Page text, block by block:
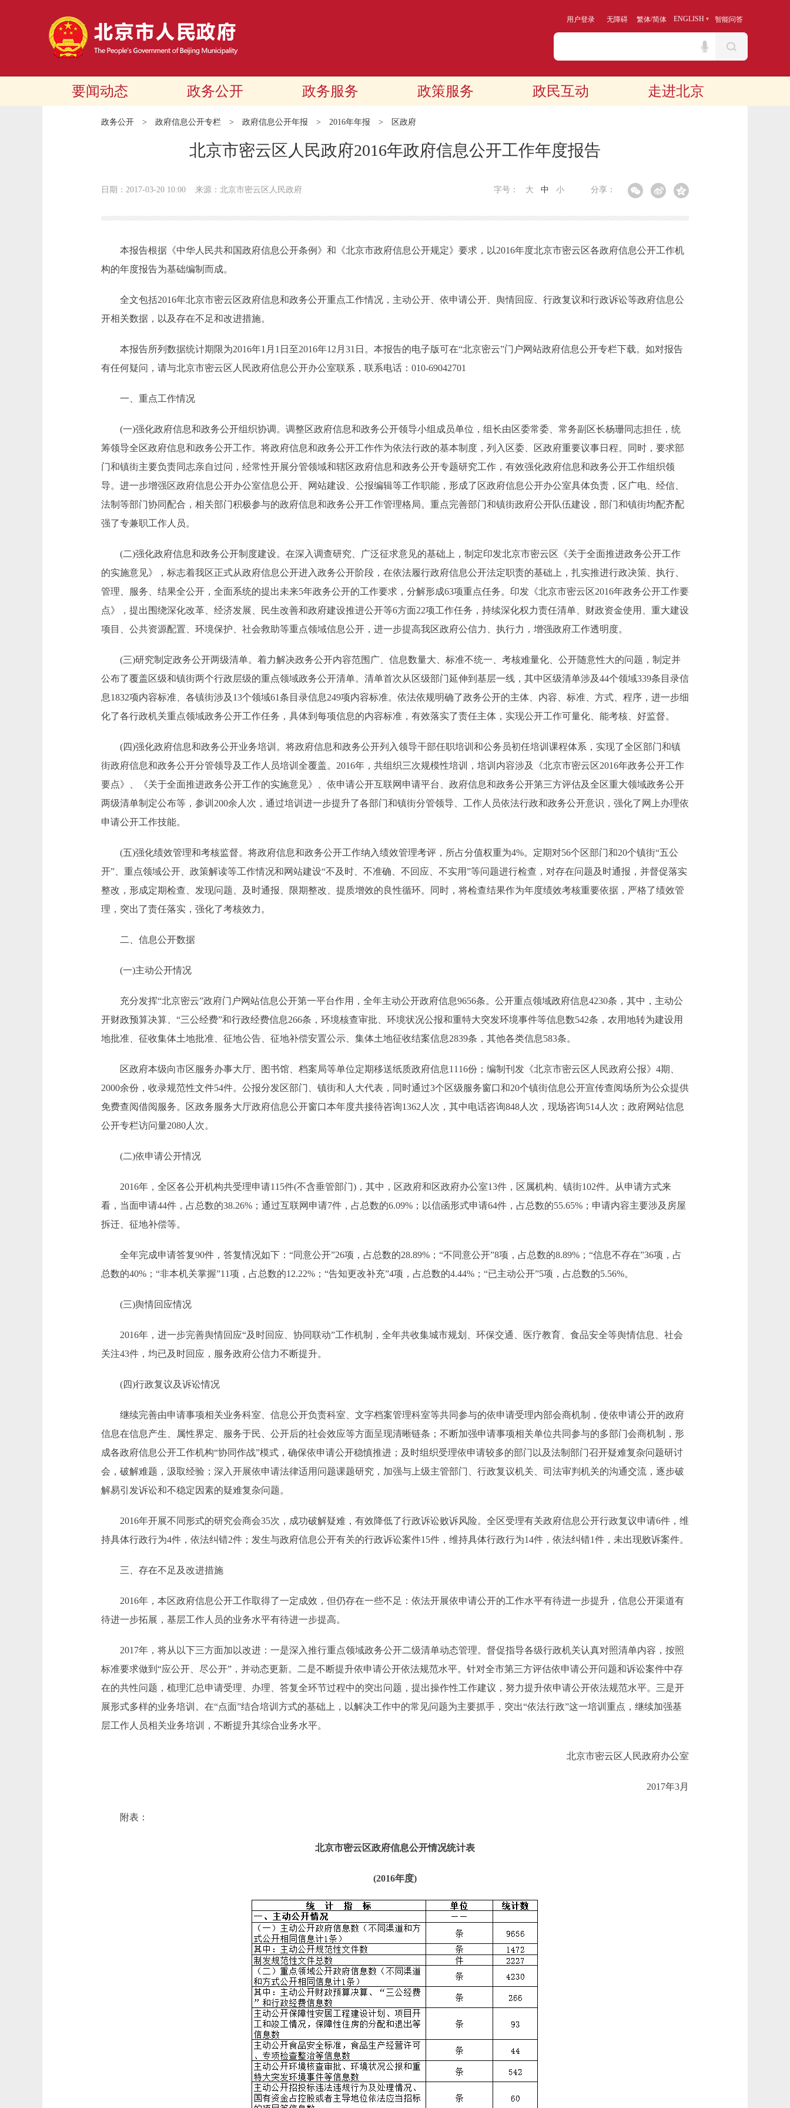
用户登录 无障碍 繁体/简体 ENGLISH 智能问答
要闻动态 政务公开 政务服务 政策服务 政民互动 走进北京
政务公开 > 政府信息公开专栏 > 政府信息公开年报 > 2016年年报 > 区政府
北京市密云区人民政府2016年政府信息公开工作年度报告
日期：2017-03-20 10:00 来源：北京市密云区人民政府 分享：
字号： 大 中 小
本报告根据《中华人民共和国政府信息公开条例》和《北京市政府信息公开规定》要求，以2016年度北京市密云区各政府信息公开工作机
构的年度报告为基础编制而成。
全文包括2016年北京市密云区政府信息和政务公开重点工作情况，主动公开、依申请公开、舆情回应、行政复议和行政诉讼等政府信息公
开相关数据，以及存在不足和改进措施。
本报告所列数据统计期限为2016年1月1日至2016年12月31日。本报告的电子版可在“北京密云”门户网站政府信息公开专栏下载。如对报告
有任何疑问，请与北京市密云区人民政府信息公开办公室联系，联系电话：010-69042701
一、重点工作情况
(一)强化政府信息和政务公开组织协调。调整区政府信息和政务公开领导小组成员单位，组长由区委常委、常务副区长杨珊同志担任，统
筹领导全区政府信息和政务公开工作。将政府信息和政务公开工作作为依法行政的基本制度，列入区委、区政府重要议事日程。同时，要求部
门和镇街主要负责同志亲自过问，经常性开展分管领域和辖区政府信息和政务公开专题研究工作，有效强化政府信息和政务公开工作组织领
导。进一步增强区政府信息公开办公室信息公开、网站建设、公报编辑等工作职能，形成了区政府信息公开办公室具体负责，区广电、经信、
法制等部门协同配合，相关部门积极参与的政府信息和政务公开工作管理格局。重点完善部门和镇街政府公开队伍建设，部门和镇街均配齐配
强了专兼职工作人员。
(二)强化政府信息和政务公开制度建设。在深入调查研究、广泛征求意见的基础上，制定印发北京市密云区《关于全面推进政务公开工作
的实施意见》，标志着我区正式从政府信息公开进入政务公开阶段，在依法履行政府信息公开法定职责的基础上，扎实推进行政决策、执行、
管理、服务、结果全公开，全面系统的提出未来5年政务公开的工作要求，分解形成63项重点任务。印发《北京市密云区2016年政务公开工作要
点》，提出围绕深化改革、经济发展、民生改善和政府建设推进公开等6方面22项工作任务，持续深化权力责任清单、财政资金使用、重大建设
项目、公共资源配置、环境保护、社会救助等重点领域信息公开，进一步提高我区政府公信力、执行力，增强政府工作透明度。
(三)研究制定政务公开两级清单。着力解决政务公开内容范围广、信息数量大、标准不统一、考核难量化、公开随意性大的问题，制定并
公布了覆盖区级和镇街两个行政层级的重点领域政务公开清单。清单首次从区级部门延伸到基层一线，其中区级清单涉及44个领域339条目录信
息1832项内容标准、各镇街涉及13个领域61条目录信息249项内容标准。依法依规明确了政务公开的主体、内容、标准、方式、程序，进一步细
化了各行政机关重点领域政务公开工作任务，具体到每项信息的内容标准，有效落实了责任主体，实现公开工作可量化、能考核、好监督。
(四)强化政府信息和政务公开业务培训。将政府信息和政务公开列入领导干部任职培训和公务员初任培训课程体系，实现了全区部门和镇
街政府信息和政务公开分管领导及工作人员培训全覆盖。2016年，共组织三次规模性培训，培训内容涉及《北京市密云区2016年政务公开工作
要点》、《关于全面推进政务公开工作的实施意见》、依申请公开互联网申请平台、政府信息和政务公开第三方评估及全区重大领域政务公开
两级清单制定公布等，参训200余人次，通过培训进一步提升了各部门和镇街分管领导、工作人员依法行政和政务公开意识，强化了网上办理依
申请公开工作技能。
(五)强化绩效管理和考核监督。将政府信息和政务公开工作纳入绩效管理考评，所占分值权重为4%。定期对56个区部门和20个镇街“五公
开”、重点领域公开、政策解读等工作情况和网站建设“不及时、不准确、不回应、不实用”等问题进行检查，对存在问题及时通报，并督促落实
整改，形成定期检查、发现问题、及时通报、限期整改、提质增效的良性循环。同时，将检查结果作为年度绩效考核重要依据，严格了绩效管
理，突出了责任落实，强化了考核效力。
二、信息公开数据
(一)主动公开情况
充分发挥“北京密云”政府门户网站信息公开第一平台作用，全年主动公开政府信息9656条。公开重点领域政府信息4230条，其中，主动公
开财政预算决算、“三公经费”和行政经费信息266条，环境核查审批、环境状况公报和重特大突发环境事件等信息数542条，农用地转为建设用
地批准、征收集体土地批准、征地公告、征地补偿安置公示、集体土地征收结案信息2839条，其他各类信息583条。
区政府本级向市区服务办事大厅、图书馆、档案局等单位定期移送纸质政府信息1116份；编制刊发《北京市密云区人民政府公报》4期、
2000余份，收录规范性文件54件。公报分发区部门、镇街和人大代表，同时通过3个区级服务窗口和20个镇街信息公开宣传查阅场所为公众提供
免费查阅借阅服务。区政务服务大厅政府信息公开窗口本年度共接待咨询1362人次，其中电话咨询848人次，现场咨询514人次；政府网站信息
公开专栏访问量2080人次。
(二)依申请公开情况
2016年，全区各公开机构共受理申请115件(不含垂管部门)，其中，区政府和区政府办公室13件，区属机构、镇街102件。从申请方式来
看，当面申请44件，占总数的38.26%；通过互联网申请7件，占总数的6.09%；以信函形式申请64件，占总数的55.65%；申请内容主要涉及房屋
拆迁、征地补偿等。
全年完成申请答复90件，答复情况如下：“同意公开”26项，占总数的28.89%；“不同意公开”8项，占总数的8.89%；“信息不存在”36项，占
总数的40%；“非本机关掌握”11项，占总数的12.22%；“告知更改补充”4项，占总数的4.44%；“已主动公开”5项，占总数的5.56%。
(三)舆情回应情况
2016年，进一步完善舆情回应“及时回应、协同联动”工作机制，全年共收集城市规划、环保交通、医疗教育、食品安全等舆情信息、社会
关注43件，均已及时回应，服务政府公信力不断提升。
(四)行政复议及诉讼情况
继续完善由申请事项相关业务科室、信息公开负责科室、文字档案管理科室等共同参与的依申请受理内部会商机制，使依申请公开的政府
信息在信息产生、属性界定、服务于民、公开后的社会效应等方面呈现清晰链条；不断加强申请事项相关单位共同参与的多部门会商机制，形
成各政府信息公开工作机构“协同作战”模式，确保依申请公开稳慎推进；及时组织受理依申请较多的部门以及法制部门召开疑难复杂问题研讨
会，破解难题，汲取经验；深入开展依申请法律适用问题课题研究，加强与上级主管部门、行政复议机关、司法审判机关的沟通交流，逐步破
解易引发诉讼和不稳定因素的疑难复杂问题。
2016年开展不同形式的研究会商会35次，成功破解疑难，有效降低了行政诉讼败诉风险。全区受理有关政府信息公开行政复议申请6件，维
持具体行政行为4件，依法纠错2件；发生与政府信息公开有关的行政诉讼案件15件，维持具体行政行为14件，依法纠错1件，未出现败诉案件。
三、存在不足及改进措施
2016年，本区政府信息公开工作取得了一定成效，但仍存在一些不足：依法开展依申请公开的工作水平有待进一步提升，信息公开渠道有
待进一步拓展，基层工作人员的业务水平有待进一步提高。
2017年，将从以下三方面加以改进：一是深入推行重点领域政务公开二级清单动态管理。督促指导各级行政机关认真对照清单内容，按照
标准要求做到“应公开、尽公开”，并动态更新。二是不断提升依申请公开依法规范水平。针对全市第三方评估依申请公开问题和诉讼案件中存
在的共性问题，梳理汇总申请受理、办理、答复全环节过程中的突出问题，提出操作性工作建议，努力提升依申请公开依法规范水平。三是开
展形式多样的业务培训。在“点面”结合培训方式的基础上，以解决工作中的常见问题为主要抓手，突出“依法行政”这一培训重点，继续加强基
层工作人员相关业务培训，不断提升其综合业务水平。
北京市密云区人民政府办公室
2017年3月
附表：
北京市密云区政府信息公开情况统计表
(2016年度)